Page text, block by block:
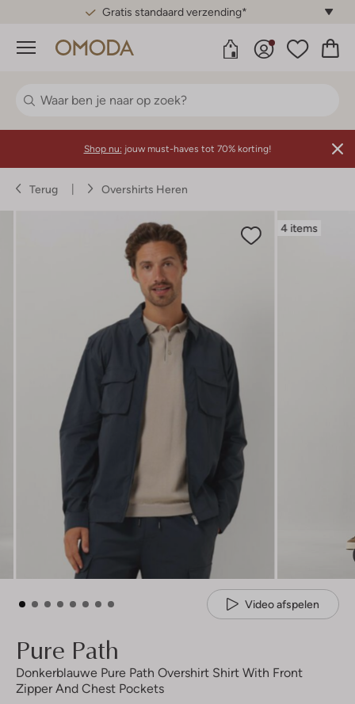
Gratis standaard verzending*
Menu
Shop nu: jouw must-haves tot 70% korting!
Terug Overshirts Heren
4 items
Video afspelen
Pure Path
Donkerblauwe Pure Path Overshirt Shirt With Front
Zipper And Chest Pockets